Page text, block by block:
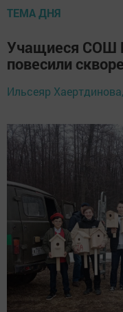
ТЕМА ДНЯ
Учащиеся СОШ
повесили
Ильсеяр Хаертдинова,